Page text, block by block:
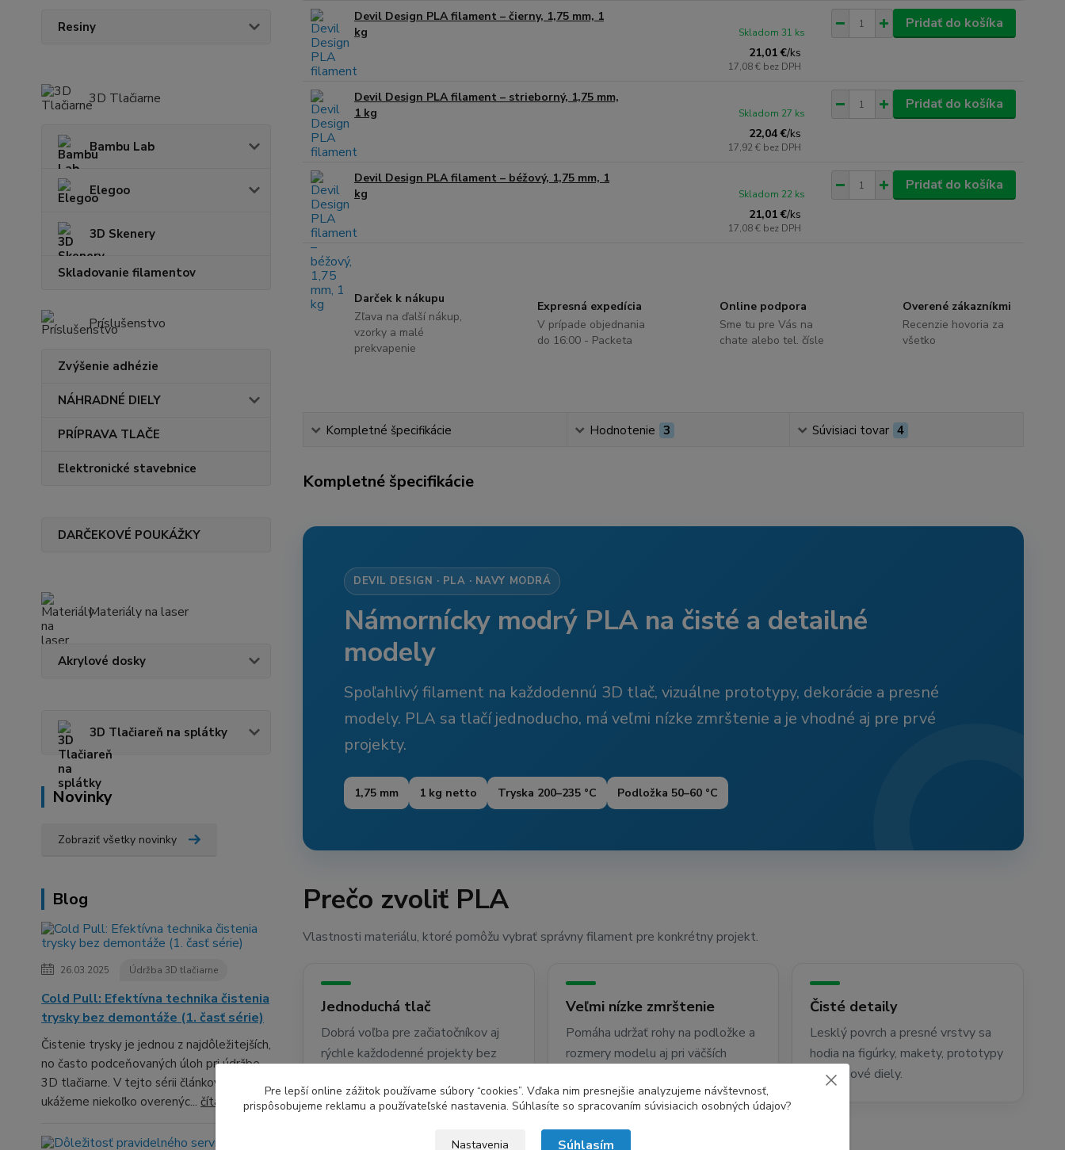
Resiny
3D Tlačiarne
Bambu Lab
Elegoo
3D Skenery
Skladovanie filamentov
Príslušenstvo
Zvýšenie adhézie
NÁHRADNÉ DIELY
PRÍPRAVA TLAČE
Elektronické stavebnice
DARČEKOVÉ POUKÁŽKY
Materiály na laser
Akrylové dosky
3D Tlačiareň na splátky
Novinky
Zobraziť všetky novinky
Blog
26.03.2025 Údržba 3D tlačiarne
Cold Pull: Efektívna technika čistenia
trysky bez demontáže (1. časť série)
Čistenie trysky je jednou z najdôležitejších,
no často podceňovaných úloh pri údržbe
3D tlačiarne. V tejto sérii článkov ti
ukážeme niekoľko overenýc... čítať celé
Devil Design PLA filament – čierny, 1,75 mm, 1
kg
21,01 €/ks
17,08 € bez DPH
Skladom 31 ks
Pridať do košíka
Devil Design PLA filament – strieborný, 1,75 mm,
1 kg
22,04 €/ks
17,92 € bez DPH
Skladom 27 ks
Pridať do košíka
Devil Design PLA filament – béžový, 1,75 mm, 1
kg
21,01 €/ks
17,08 € bez DPH
Skladom 22 ks
Pridať do košíka
Darček k nákupu
Zľava na ďalší nákup,
vzorky a malé
prekvapenie
Expresná expedícia
V prípade objednania
do 16:00 - Packeta
Online podpora
Sme tu pre Vás na
chate alebo tel. čísle
Overené zákazníkmi
Recenzie hovoria za
všetko
Kompletné špecifikácie Hodnotenie 3 Súvisiaci tovar 4
Kompletné špecifikácie
DEVIL DESIGN · PLA · NAVY MODRÁ
Námornícky modrý PLA na čisté a detailné
modely
Spoľahlivý filament na každodennú 3D tlač, vizuálne prototypy, dekorácie a presné
modely. PLA sa tlačí jednoducho, má veľmi nízke zmrštenie a je vhodné aj pre prvé
projekty.
1,75 mm 1 kg netto Tryska 200–235 °C Podložka 50–60 °C
Prečo zvoliť PLA
Vlastnosti materiálu, ktoré pomôžu vybrať správny filament pre konkrétny projekt.
Jednoduchá tlač
Dobrá voľba pre začiatočníkov aj
rýchle každodenné projekty bez
Veľmi nízke zmrštenie
Pomáha udržať rohy na podložke a
rozmery modelu aj pri väčších
Čisté detaily
Lesklý povrch a presné vrstvy sa
hodia na figúrky, makety, prototypy
a dizajnové diely.
Pre lepší online zážitok používame súbory “cookies”. Vďaka nim presnejšie analyzujeme návštevnosť,
prispôsobujeme reklamu a používateľské nastavenia. Súhlasíte so spracovaním súvisiacich osobných údajov?
Nastavenia Súhlasím